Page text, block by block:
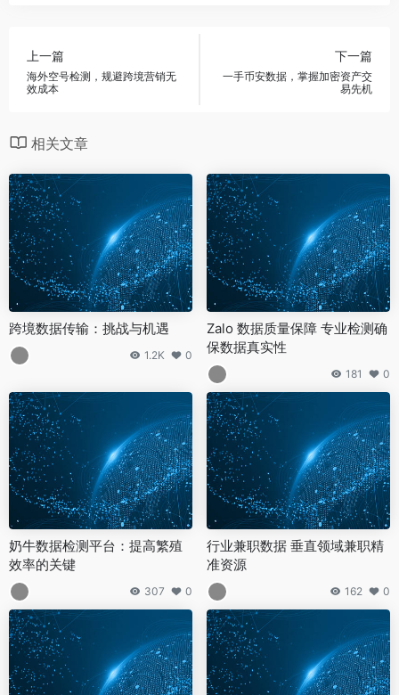
上一篇
海外空号检测，规避跨境营销无
效成本
下一篇
一手币安数据，掌握加密资产交
易先机
相关文章
跨境数据传输：挑战与机遇
1.2K 0
Zalo 数据质量保障 专业检测确
保数据真实性
181 0
奶牛数据检测平台：提高繁殖
效率的关键
307 0
行业兼职数据 垂直领域兼职精
准资源
162 0